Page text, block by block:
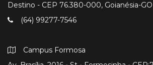
Destino - CEP 76.380-000, Goianésia-GO
(64) 99277-7546
Campus Formosa